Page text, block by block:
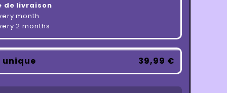
39,99 €
de livraison
month
2 months